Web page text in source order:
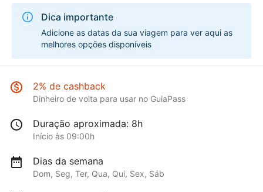
Dica importante
Adicione as datas da sua viagem para ver aqui as
melhores opções disponíveis
2% de cashback
Dinheiro de volta para usar no GuiaPass
Duração aproximada: 8h
Início às 09:00h
Dias da semana
Dom, Seg, Ter, Qua, Qui, Sex, Sáb